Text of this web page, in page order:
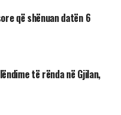
nga krijimtaria më e
ilustruara me muzikë të
që shënuan datën 6
të rënda në Gjilan,